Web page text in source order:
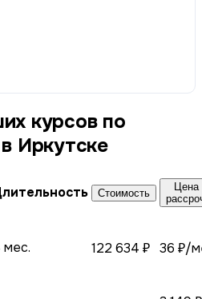
Иркутске
Стоимость
Цена
мес. 122 634 ₽ 36 ₽/